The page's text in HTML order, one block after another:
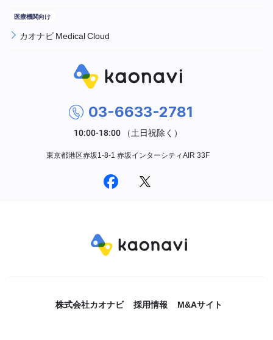
カオナビ Medical Cloud
03-6633-2781
東京都港区赤坂1-8-1 赤坂インターシティAIR 33F
株式会社カオナビ 採用情報 M&Aサイト